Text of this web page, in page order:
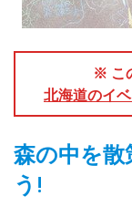
※ こ
北海道のイ
森の中を
う!